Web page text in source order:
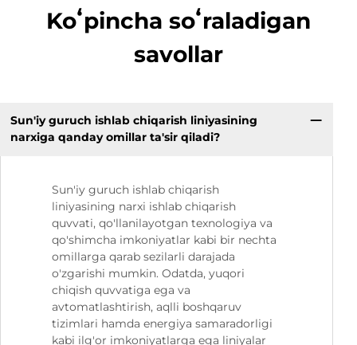
Koʻpincha soʻraladigan
savollar
Sun'iy guruch ishlab chiqarish liniyasining
narxiga qanday omillar ta'sir qiladi?
Sun'iy guruch ishlab chiqarish
liniyasining narxi ishlab chiqarish
quvvati, qo'llanilayotgan texnologiya va
qo'shimcha imkoniyatlar kabi bir nechta
omillarga qarab sezilarli darajada
o'zgarishi mumkin. Odatda, yuqori
chiqish quvvatiga ega va
avtomatlashtirish, aqlli boshqaruv
tizimlari hamda energiya samaradorligi
kabi ilg'or imkoniyatlarga ega liniyalar